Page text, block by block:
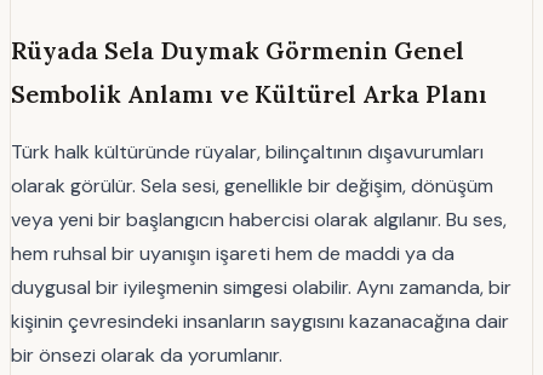
Rüyada Sela Duymak Görmenin Genel
Sembolik Anlamı ve Kültürel Arka Planı
Türk halk kültüründe rüyalar, bilinçaltının dışavurumları
olarak görülür. Sela sesi, genellikle bir değişim, dönüşüm
veya yeni bir başlangıcın habercisi olarak algılanır. Bu ses,
hem ruhsal bir uyanışın işareti hem de maddi ya da
duygusal bir iyileşmenin simgesi olabilir. Aynı zamanda, bir
kişinin çevresindeki insanların saygısını kazanacağına dair
bir önsezi olarak da yorumlanır.